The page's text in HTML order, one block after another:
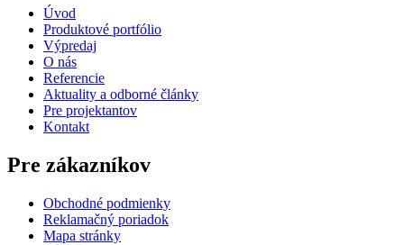
Úvod
Produktové portfólio
Výpredaj
O nás
Referencie
Aktuality a odborné články
Pre projektantov
Kontakt
Pre zákazníkov
Obchodné podmienky
Reklamačný poriadok
Mapa stránky